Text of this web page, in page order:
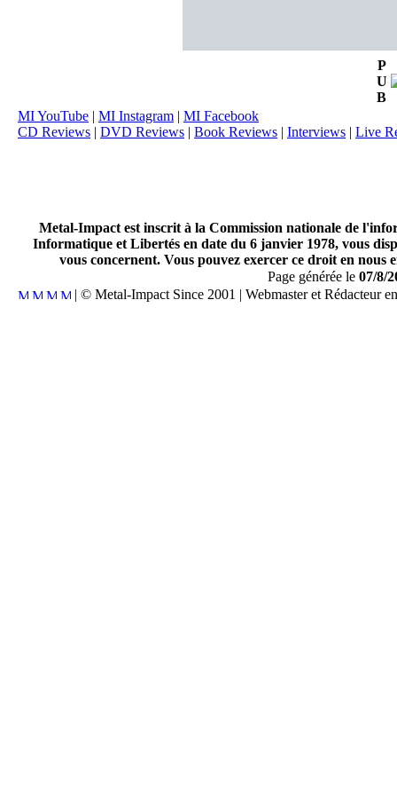
P
U
B
MI YouTube | MI Instagram | MI Facebook
CD Reviews | DVD Reviews | Book Reviews | Interviews | Live
Metal-Impact est inscrit à la Commission nationale de
Informatique et Libertés en date du 6 janvier 1978, vous
vous concernent. Vous pouvez exercer ce droit en
Page générée le 07/8/
| © Metal-Impact Since 2001 | Webmaster et Rédacteur